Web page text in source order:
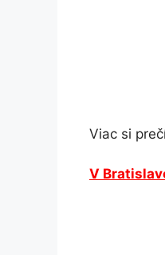
Viac si
V